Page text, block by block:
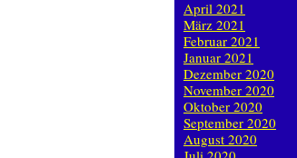
April 2021
März 2021
Februar 2021
Januar 2021
Dezember 2020
November 2020
Oktober 2020
September 2020
August 2020